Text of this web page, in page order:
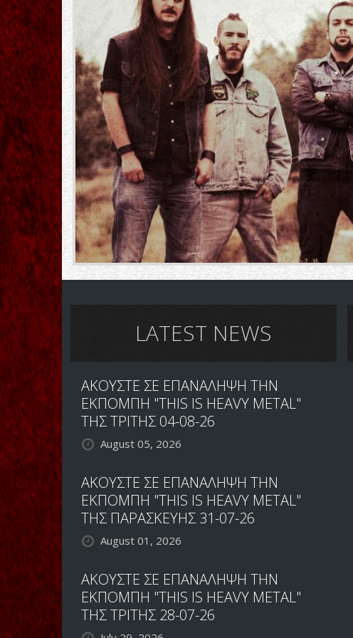
LATEST NEWS
ΑΚΟΥΣΤΕ ΣΕ ΕΠΑΝΑΛΗΨΗ ΤΗΝ
ΕΚΠΟΜΠΗ "THIS IS HEAVY METAL"
ΤΗΣ ΤΡΙΤΗΣ 04-08-26
August 05, 2026
ΑΚΟΥΣΤΕ ΣΕ ΕΠΑΝΑΛΗΨΗ ΤΗΝ
ΕΚΠΟΜΠΗ "THIS IS HEAVY METAL"
ΤΗΣ ΠΑΡΑΣΚΕΥΗΣ 31-07-26
August 01, 2026
ΑΚΟΥΣΤΕ ΣΕ ΕΠΑΝΑΛΗΨΗ ΤΗΝ
ΕΚΠΟΜΠΗ "THIS IS HEAVY METAL"
ΤΗΣ ΤΡΙΤΗΣ 28-07-26